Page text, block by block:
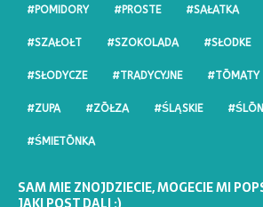
#POMIDORY #PROSTE #SAŁATKA
#SZAŁOŁT #SZOKOLADA #SŁODKE
#SŁODYCZE #TRADYCYJNE #TŌMATY
#ZUPA #ZŌŁZA #ŚLĄSKIE
#ŚMIETŌNKA
SAM MIE ZNOJDZIECIE, MOGECIE MI